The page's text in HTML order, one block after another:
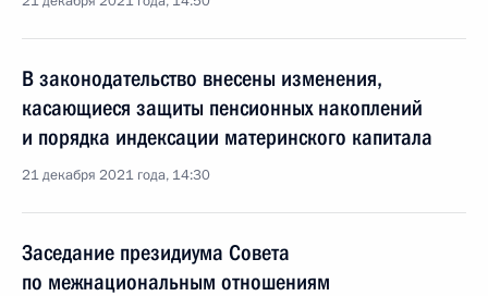
В законодательство внесены изменения,
касающиеся защиты пенсионных накоплений
и порядка индексации материнского капитала
21 декабря 2021 года, 14:30
Заседание президиума Совета
по межнациональным отношениям